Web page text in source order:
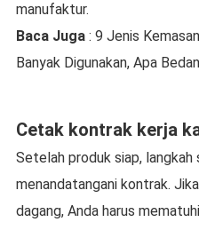
manufaktur.
Baca Juga: 9 Jenis
Banyak Digunakan, Apa
Cetak kontrak kerja
Setelah produk siap, langkah
menandatangani kontrak.
dagang, Anda harus